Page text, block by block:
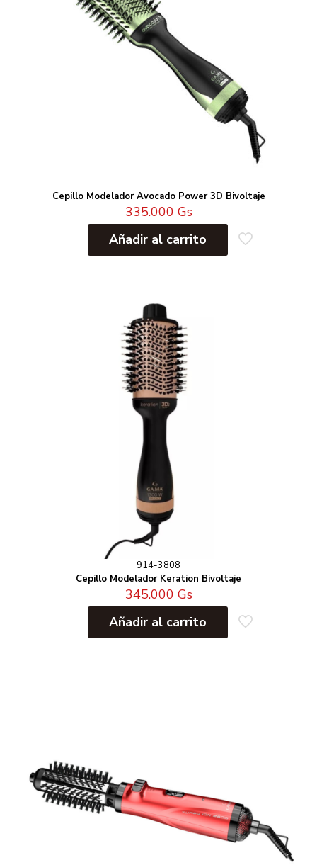
Cepillo Modelador Avocado Power 3D Bivoltaje
335.000 Gs
Añadir al carrito
914-3808
Cepillo Modelador Keration Bivoltaje
345.000 Gs
Añadir al carrito